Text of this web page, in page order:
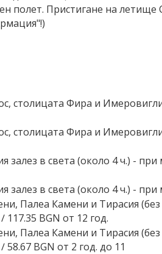
полет. Пристигане на
столицата Фира и
столицата Фира и
в света (около 4 ч.) - при
в света (около 4 ч.) - при
Палеа Камени и Тирасия
BGN от 12 год.
Палеа Камени и Тирасия
BGN от 2 год. до 11